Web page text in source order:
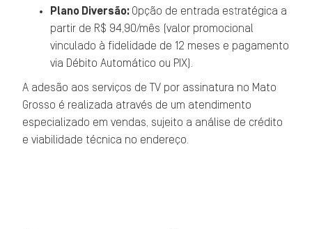
Plano Diversão: Opção de entrada estratégica a
partir de R$ 94,90/mês (valor promocional
vinculado à fidelidade de 12 meses e pagamento
via Débito Automático ou PIX).
A adesão aos serviços de TV por assinatura no Mato
Grosso é realizada através de um atendimento
especializado em vendas, sujeito a análise de crédito
e viabilidade técnica no endereço.